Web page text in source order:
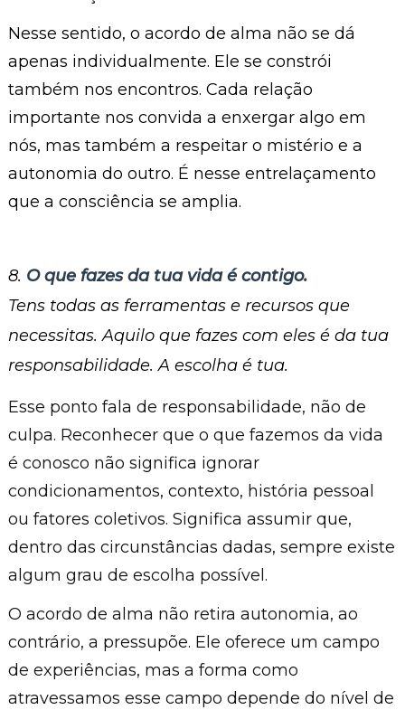
Nesse sentido, o acordo de alma não se dá
apenas individualmente. Ele se constrói
também nos encontros. Cada relação
importante nos convida a enxergar algo em
nós, mas também a respeitar o mistério e a
autonomia do outro. É nesse entrelaçamento
que a consciência se amplia.
8. O que fazes da tua vida é contigo.
Tens todas as ferramentas e recursos que
necessitas. Aquilo que fazes com eles é da tua
responsabilidade. A escolha é tua.
Esse ponto fala de responsabilidade, não de
culpa. Reconhecer que o que fazemos da vida
é conosco não significa ignorar
condicionamentos, contexto, história pessoal
ou fatores coletivos. Significa assumir que,
dentro das circunstâncias dadas, sempre existe
algum grau de escolha possível.
O acordo de alma não retira autonomia, ao
contrário, a pressupõe. Ele oferece um campo
de experiências, mas a forma como
atravessamos esse campo depende do nível de